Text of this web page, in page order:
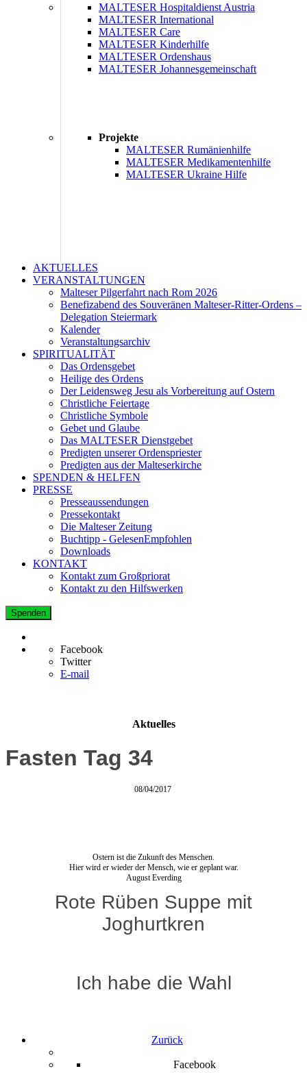
MALTESER Hospitaldienst Austria
MALTESER International
MALTESER Care
MALTESER Kinderhilfe
MALTESER Ordenshaus
MALTESER Johannesgemeinschaft
Projekte
MALTESER Rumänienhilfe
MALTESER Medikamentenhilfe
MALTESER Ukraine Hilfe
AKTUELLES
VERANSTALTUNGEN
Malteser Pilgerfahrt nach Rom 2026
Benefizabend des Souveränen Malteser-Ritter-Ordens –
Delegation Steiermark
Kalender
Veranstaltungsarchiv
SPIRITUALITÄT
Das Ordensgebet
Heilige des Ordens
Der Leidensweg Jesu als Vorbereitung auf Ostern
Christliche Feiertage
Christliche Symbole
Gebet und Glaube
Das MALTESER Dienstgebet
Predigten unserer Ordenspriester
Predigten aus der Malteserkirche
SPENDEN & HELFEN
PRESSE
Presseaussendungen
Pressekontakt
Die Malteser Zeitung
Buchtipp - GelesenEmpfohlen
Downloads
KONTAKT
Kontakt zum Großpriorat
Kontakt zu den Hilfswerken
Spenden
Facebook
Twitter
E-mail
Aktuelles
Fasten Tag 34
08/04/2017
Ostern ist die Zukunft des Menschen.
Hier wird er wieder der Mensch, wie er geplant war.
August Everding
Rote Rüben Suppe mit
Joghurtkren
Ich habe die Wahl
Zurück
Facebook